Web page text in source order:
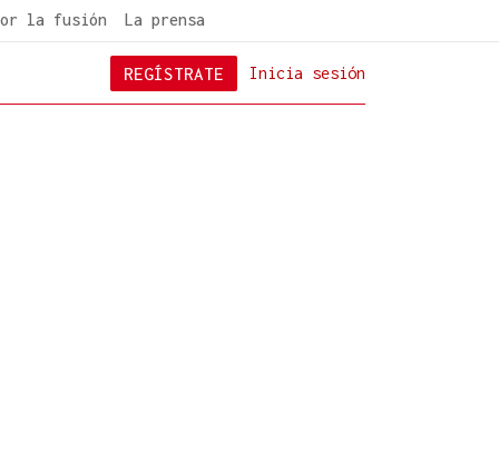
la fusión La prensa
Inicia sesión
REGÍSTRATE